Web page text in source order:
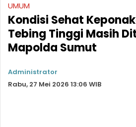
UMUM
Kondisi Sehat
Tebing Tinggi Masih
Mapolda Sumut
Administrator
Rabu, 27 Mei 2026 13:06 WIB